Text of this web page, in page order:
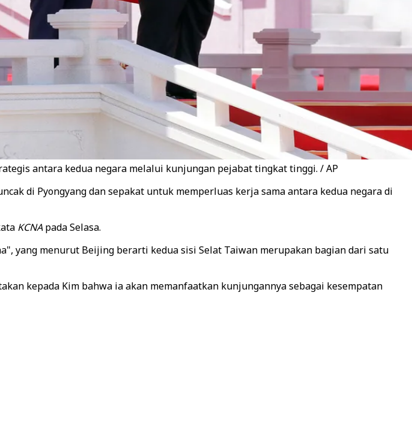
antara kedua negara melalui kunjungan pejabat tingkat tinggi. / AP
di Pyongyang dan sepakat untuk memperluas kerja sama antara kedua negara di
KCNApada Selasa.
yang menurut Beijing berarti kedua sisi Selat Taiwan merupakan bagian dari satu
kepada Kim bahwa ia akan memanfaatkan kunjungannya sebagai kesempatan